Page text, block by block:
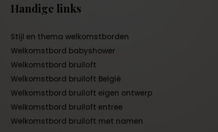
Handige links
Stijl en thema welkomstborden
Welkomstbord babyshower
Welkomstbord bruiloft
Welkomstbord bruiloft België
Welkomstbord bruiloft eigen ontwerp
Welkomstbord bruiloft entree
Welkomstbord bruiloft met namen